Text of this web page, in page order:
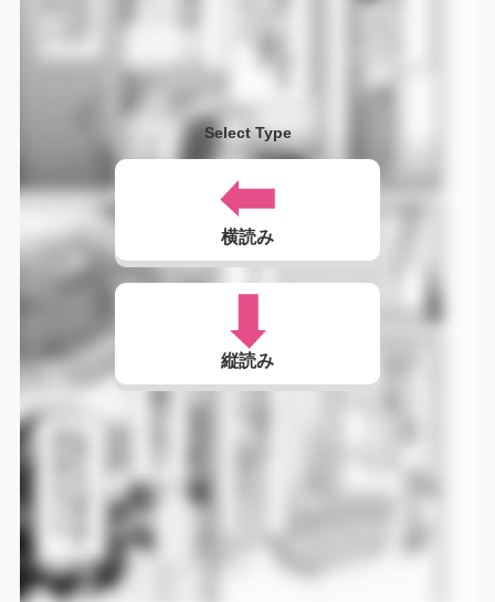
Select Type
横読み
縦読み